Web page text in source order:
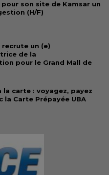
pour son site de Kamsar un
(H/F)
un (e)
de la
pour le Grand Mall de
la carte : voyagez, payez
la Carte Prépayée UBA